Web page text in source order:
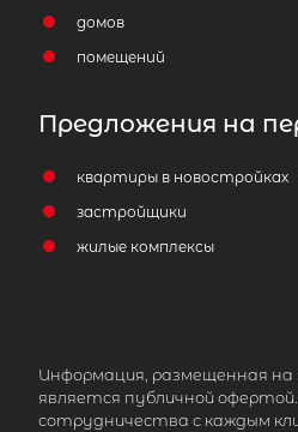
домов
помещений
Предложения на
квартиры в новостройках
застройщики
жилые комплексы
Информация, размещенная
является публичной офертой.
сотрудничества с каждым